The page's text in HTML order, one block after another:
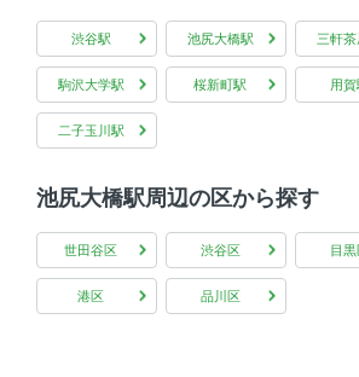
渋谷駅 池尻大橋駅 三軒
駒沢大学駅 桜新町駅 用賀
二子玉川駅
池尻大橋駅周辺の区から探す
世田谷区 渋谷区 目
港区 品川区